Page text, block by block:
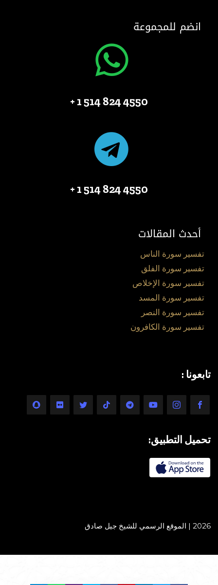
انضم للمجموعة
4550 824 514 1 +
4550 824 514 1 +
أحدث المقالات
تفسير سورة الناس
تفسير سورة الفلق
تفسير سورة الإخلاص
تفسير سورة المسد
تفسير سورة النصر
تفسير سورة الكافرون
تابعونا :
تحميل التطبيق:
2026 | الموقع الرسمي للشيخ جيل صادق